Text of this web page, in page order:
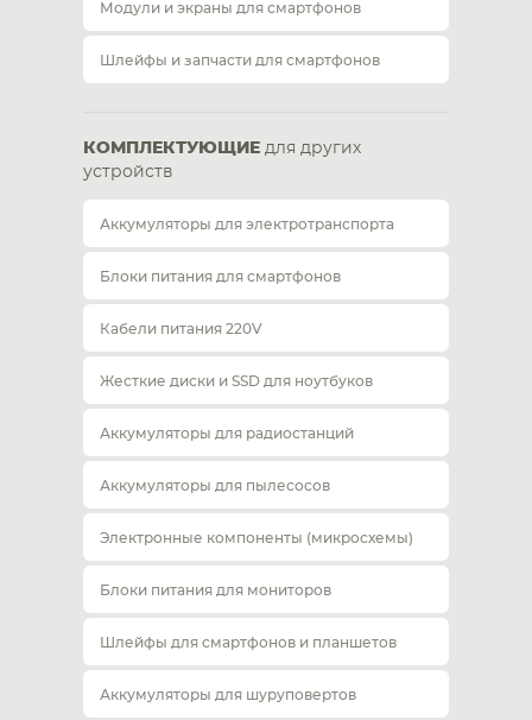
Модули и экраны для смартфонов
Шлейфы и запчасти для смартфонов
КОМПЛЕКТУЮЩИЕ для других
устройств
Аккумуляторы для электротранспорта
Блоки питания для смартфонов
Кабели питания 220V
Жесткие диски и SSD для ноутбуков
Аккумуляторы для радиостанций
Аккумуляторы для пылесосов
Электронные компоненты (микросхемы)
Блоки питания для мониторов
Шлейфы для смартфонов и планшетов
Аккумуляторы для шуруповертов